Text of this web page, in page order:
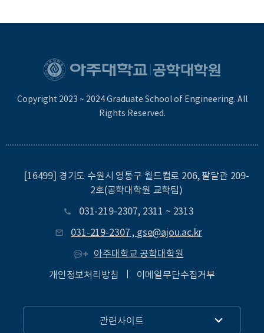
Copyright 2023 ~ 2024 Graduate School of Engineering. All
Rights Reserved.
[16499] 경기도 수원시 영통구 월드컵로 206, 팔달관 209-
2호(공학대학원 교학팀)
031-219-2307, 2311 ~ 2313
031-219-2307 , gse@ajou.ac.kr
아주대학교 공학대학원
개인정보처리방침
이메일무단수집거부
관련사이트